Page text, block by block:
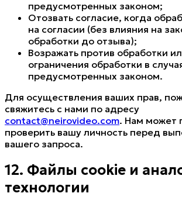
предусмотренных законом;
Отозвать согласие, когда
на согласии (без влияния на
обработки до отзыва);
Возражать против обработки
ограничения обработки в
предусмотренных законом.
Для осуществления ваших прав,
свяжитесь с нами по адресу
contact@neirovideo.com. Нам может
проверить вашу личность перед
вашего запроса.
12. Файлы cookie и
технологии